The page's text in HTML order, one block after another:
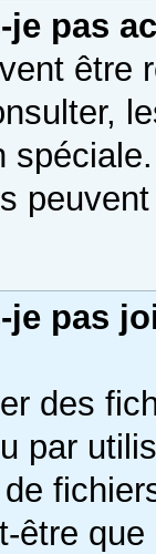
pas
être
pas
des
par
être